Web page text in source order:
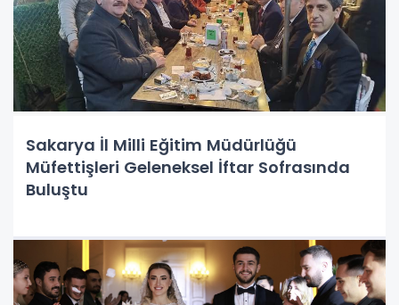
Sakarya İl Milli Eğitim Müdürlüğü
Müfettişleri Geleneksel İftar Sofrasında
Buluştu